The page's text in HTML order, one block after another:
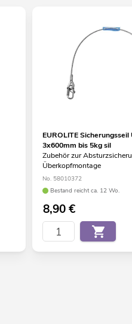
EUROLITE Sicherungsseil
3x600mm bis 5kg sil
Zubehör zur
Überkopfmontage
No. 58010372
Bestand reicht ca. 12 Wo.
8,90€